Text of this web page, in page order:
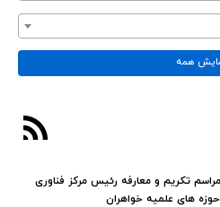
تکریم و معارفه رئیس مرکز فناوری
های علمیه خواهران
همه